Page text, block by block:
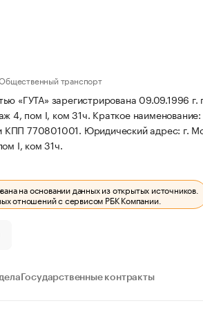
транспорт
«ГУТА» зарегистрирована 09.09.1996
4, пом I, ком 31ч. Краткое
КПП 770801001. Юридический адрес: г.
I, ком 31ч.
на основании данных из открытых источников.
отношений с сервисом РБК Компании.
Государственные контракты